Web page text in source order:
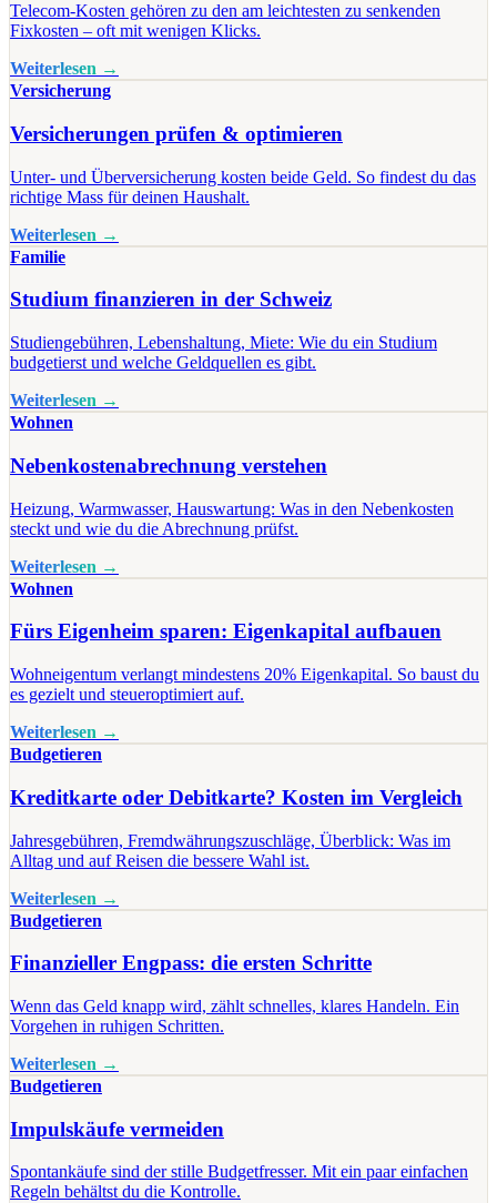
Telecom-Kosten gehören zu den am leichtesten zu senkenden
Fixkosten – oft mit wenigen Klicks.
Weiterlesen →
Versicherung
Versicherungen prüfen & optimieren
Unter- und Überversicherung kosten beide Geld. So findest du das
richtige Mass für deinen Haushalt.
Weiterlesen →
Familie
Studium finanzieren in der Schweiz
Studiengebühren, Lebenshaltung, Miete: Wie du ein Studium
budgetierst und welche Geldquellen es gibt.
Weiterlesen →
Wohnen
Nebenkostenabrechnung verstehen
Heizung, Warmwasser, Hauswartung: Was in den Nebenkosten
steckt und wie du die Abrechnung prüfst.
Weiterlesen →
Wohnen
Fürs Eigenheim sparen: Eigenkapital aufbauen
Wohneigentum verlangt mindestens 20% Eigenkapital. So baust du
es gezielt und steueroptimiert auf.
Weiterlesen →
Budgetieren
Kreditkarte oder Debitkarte? Kosten im Vergleich
Jahresgebühren, Fremdwährungszuschläge, Überblick: Was im
Alltag und auf Reisen die bessere Wahl ist.
Weiterlesen →
Budgetieren
Finanzieller Engpass: die ersten Schritte
Wenn das Geld knapp wird, zählt schnelles, klares Handeln. Ein
Vorgehen in ruhigen Schritten.
Weiterlesen →
Budgetieren
Impulskäufe vermeiden
Spontankäufe sind der stille Budgetfresser. Mit ein paar einfachen
Regeln behältst du die Kontrolle.